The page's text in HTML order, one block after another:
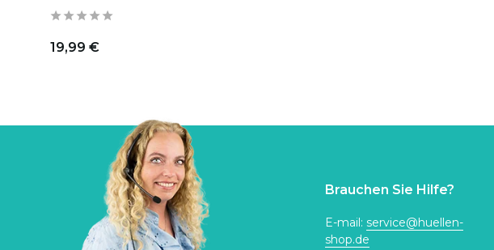
19,99 €
Brauchen Sie Hilfe?
E-mail: service@huellen-
shop.de